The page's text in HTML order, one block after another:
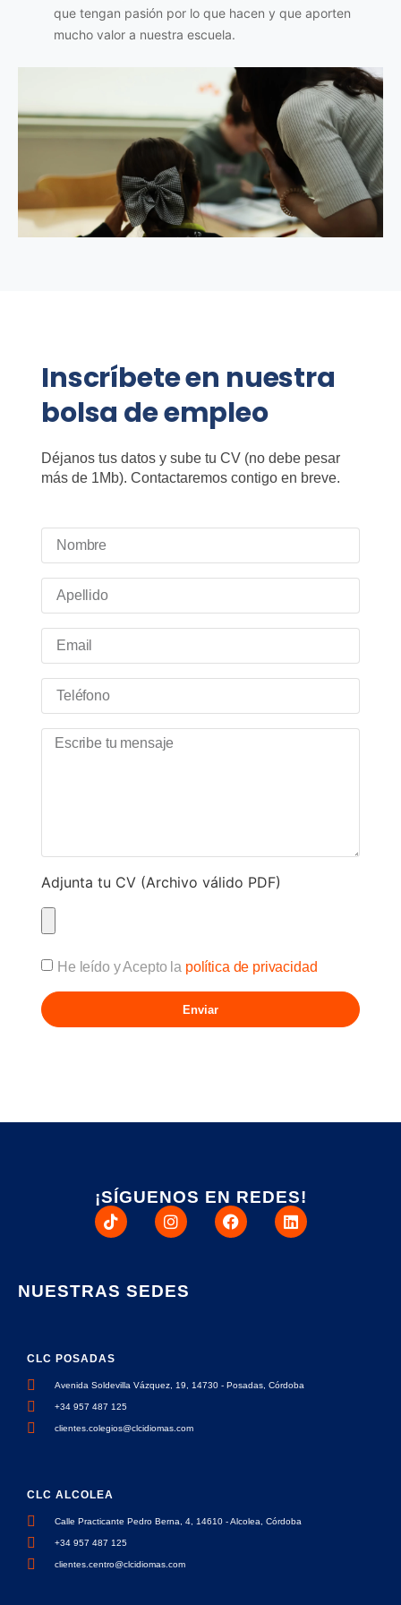
que tengan pasión por lo que hacen y que aporten
mucho valor a nuestra escuela.
Inscríbete en nuestra
bolsa de empleo
Déjanos tus datos y sube tu CV (no debe pesar
más de 1Mb). Contactaremos contigo en breve.
Adjunta tu CV (Archivo válido PDF)
He leído y Acepto la política de privacidad
Enviar
¡SÍGUENOS EN REDES!
NUESTRAS SEDES
CLC ALCOLEA
Calle Practicante Pedro Berna, 4, 14610 - Alcolea, Córdoba
+34 957 487 125
clientes.centro@clcidiomas.com
CLC POSADAS
Avenida Soldevilla Vázquez, 19, 14730 - Posadas, Córdoba
+34 957 487 125
clientes.colegios@clcidiomas.com